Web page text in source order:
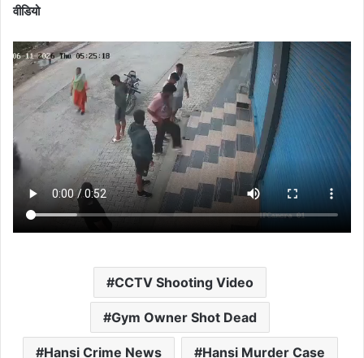
वीडियो
CCTV Shooting Video
Gym Owner Shot Dead
Hansi Crime News Hansi Murder Case